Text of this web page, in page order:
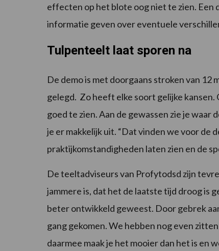
effecten op het blote oog niet te zien.
informatie geven over eventuele verschillen
Tulpenteelt laat sporen na
De demo is met doorgaans stroken van 12
gelegd. Zo heeft elke soort gelijke
goed te zien. Aan de gewassen zie je
je er makkelijk uit. “Dat vinden we voor de
praktijkomstandigheden laten zien en de
De teeltadviseurs van Profytodsd zijn
jammere is, dat het de laatste tijd droog is
beter ontwikkeld geweest. Door gebrek
gang gekomen. We hebben nog even
daarmee maak je het mooier dan het is en